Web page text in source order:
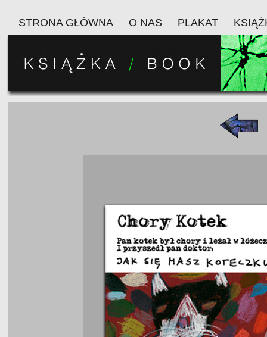
STRONA GŁÓWNA O NAS PLAKAT